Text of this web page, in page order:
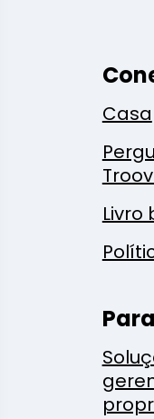
Casa
Livro